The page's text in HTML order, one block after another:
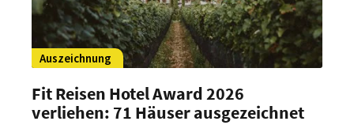
Auszeichnung
Fit Reisen Hotel Award 2026
verliehen: 71 Häuser ausgezeichnet